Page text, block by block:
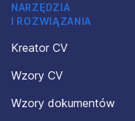
NARZĘDZIA
I ROZWIĄZANIA
Kreator CV
Wzory CV
Wzory dokumentów